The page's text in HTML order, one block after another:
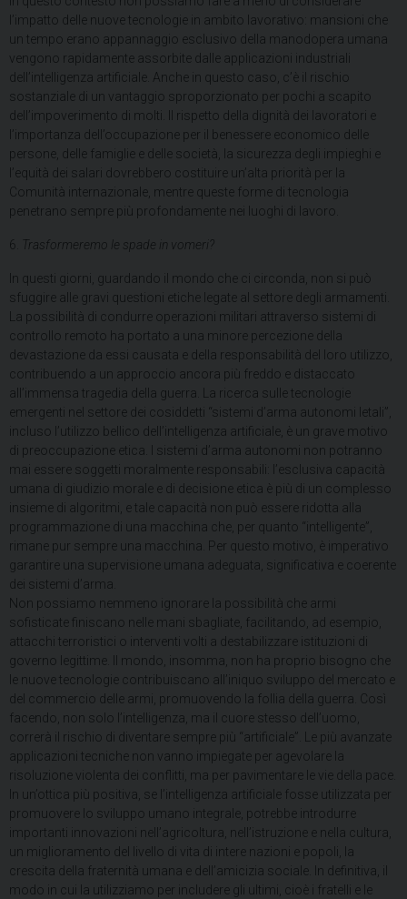
l’impatto delle nuove tecnologie in ambito lavorativo: mansioni che
un tempo erano appannaggio esclusivo della manodopera umana
vengono rapidamente assorbite dalle applicazioni industriali
dell’intelligenza artificiale. Anche in questo caso, c’è il rischio
sostanziale di un vantaggio sproporzionato per pochi a scapito
dell’impoverimento di molti. Il rispetto della dignità dei lavoratori e
l’importanza dell’occupazione per il benessere economico delle
persone, delle famiglie e delle società, la sicurezza degli impieghi e
l’equità dei salari dovrebbero costituire un’alta priorità per la
Comunità internazionale, mentre queste forme di tecnologia
penetrano sempre più profondamente nei luoghi di lavoro.
6. Trasformeremo le spade in vomeri?
In questi giorni, guardando il mondo che ci circonda, non si può
sfuggire alle gravi questioni etiche legate al settore degli armamenti.
La possibilità di condurre operazioni militari attraverso sistemi di
controllo remoto ha portato a una minore percezione della
devastazione da essi causata e della responsabilità del loro utilizzo,
contribuendo a un approccio ancora più freddo e distaccato
all’immensa tragedia della guerra. La ricerca sulle tecnologie
emergenti nel settore dei cosiddetti “sistemi d’arma autonomi letali”,
incluso l’utilizzo bellico dell’intelligenza artificiale, è un grave motivo
di preoccupazione etica. I sistemi d’arma autonomi non potranno
mai essere soggetti moralmente responsabili: l’esclusiva capacità
umana di giudizio morale e di decisione etica è più di un complesso
insieme di algoritmi, e tale capacità non può essere ridotta alla
programmazione di una macchina che, per quanto “intelligente”,
rimane pur sempre una macchina. Per questo motivo, è imperativo
garantire una supervisione umana adeguata, significativa e coerente
dei sistemi d’arma.
Non possiamo nemmeno ignorare la possibilità che armi
sofisticate finiscano nelle mani sbagliate, facilitando, ad esempio,
attacchi terroristici o interventi volti a destabilizzare istituzioni di
governo legittime. Il mondo, insomma, non ha proprio bisogno che
le nuove tecnologie contribuiscano all’iniquo sviluppo del mercato e
del commercio delle armi, promuovendo la follia della guerra. Così
facendo, non solo l’intelligenza, ma il cuore stesso dell’uomo,
correrà il rischio di diventare sempre più “artificiale”. Le più avanzate
applicazioni tecniche non vanno impiegate per agevolare la
risoluzione violenta dei conflitti, ma per pavimentare le vie della pace.
In un’ottica più positiva, se l’intelligenza artificiale fosse utilizzata per
promuovere lo sviluppo umano integrale, potrebbe introdurre
importanti innovazioni nell’agricoltura, nell’istruzione e nella cultura,
un miglioramento del livello di vita di intere nazioni e popoli, la
crescita della fraternità umana e dell’amicizia sociale. In definitiva, il
modo in cui la utilizziamo per includere gli ultimi, cioè i fratelli e le